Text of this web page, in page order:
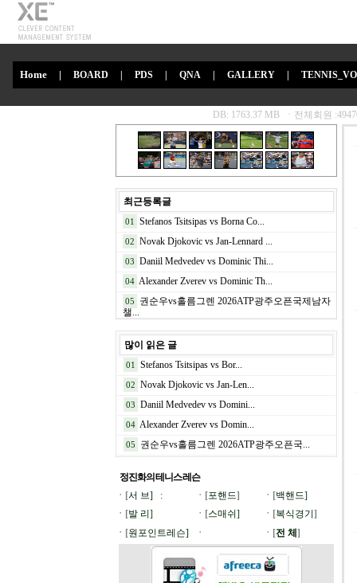
Home | BOARD PDS QNA GALLERY
최근등록글
01 Stefanos Tsitsipas vs Borna Co...
02 Novak Djokovic vs Jan-Lennard ...
03 Daniil Medvedev vs Dominic Thi...
04 Alexander Zverev vs Dominic Th...
05
권순우vs홀름그렌 2026ATP광주오픈국제남자
챌...
많이 읽은 글
01 Stefanos Tsitsipas vs Bor...
02 Novak Djokovic vs Jan-Len...
03 Daniil Medvedev vs Domini...
04 Alexander Zverev vs Domin...
05 권순우vs홀름그렌 2026ATP광주오픈국...
정진화의 테니스레슨
ㆍ[서 브] : ㆍ[포핸드] ㆍ[백핸드]
ㆍ[발 리 ] ㆍ[스매쉬 ] ㆍ[복식경기 ]
ㆍ[원포인트레슨] ㆍ ㆍ[전 체 ]